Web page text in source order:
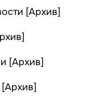
[Архив]
[Архив]